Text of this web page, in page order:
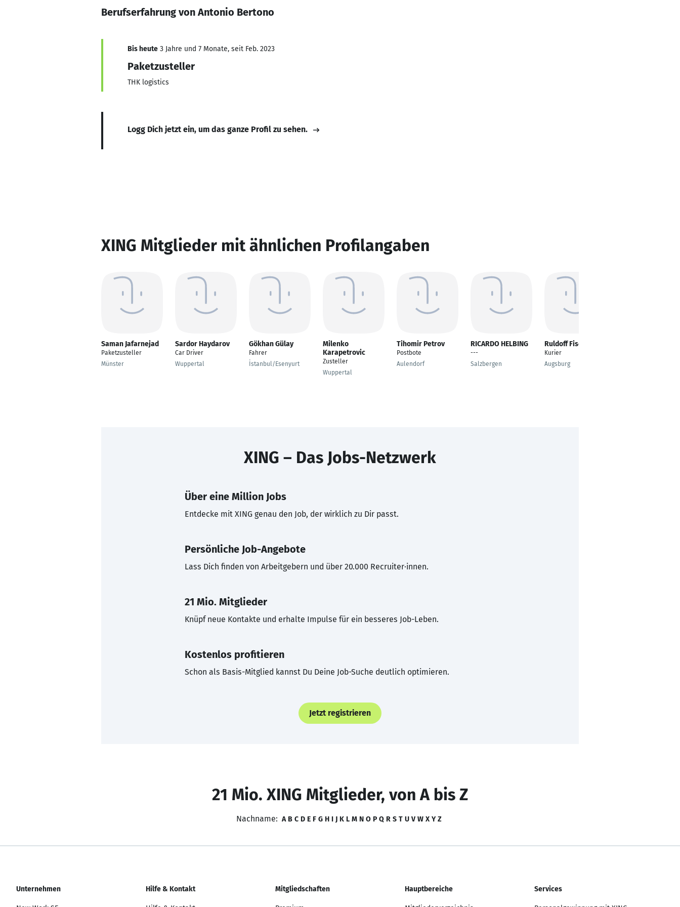
Berufserfahrung von Antonio Bertono
Bis heute 3 Jahre und 7 Monate, seit Feb. 2023
Paketzusteller
THK logistics
Logg Dich jetzt ein, um das ganze Profil zu sehen.
XING Mitglieder mit ähnlichen Profilangaben
Saman Jafarnejad
Paketzusteller
Münster
Sardor Haydarov
Car Driver
Wuppertal
Gökhan Gülay
Fahrer
İstanbul/Esenyurt
Milenko
Karapetrovic
Zusteller
Wuppertal
Tihomir Petrov
Postbote
Aulendorf
RICARDO HELBING
---
Salzbergen
Ruldoff Fischer
Kurier
Augsburg
XING – Das Jobs-Netzwerk
Über eine Million Jobs
Entdecke mit XING genau den Job, der wirklich zu Dir passt.
Persönliche Job-Angebote
Lass Dich finden von Arbeitgebern und über 20.000 Recruiter·innen.
21 Mio. Mitglieder
Knüpf neue Kontakte und erhalte Impulse für ein besseres Job-Leben.
Kostenlos profitieren
Schon als Basis-Mitglied kannst Du Deine Job-Suche deutlich optimieren.
Jetzt registrieren
21 Mio. XING Mitglieder, von A bis Z
Nachname: A B C D E F G H I J K L M N O P Q R S T U V W X Y Z
Unternehmen Hilfe & Kontakt Mitgliedschaften Hauptbereiche Services